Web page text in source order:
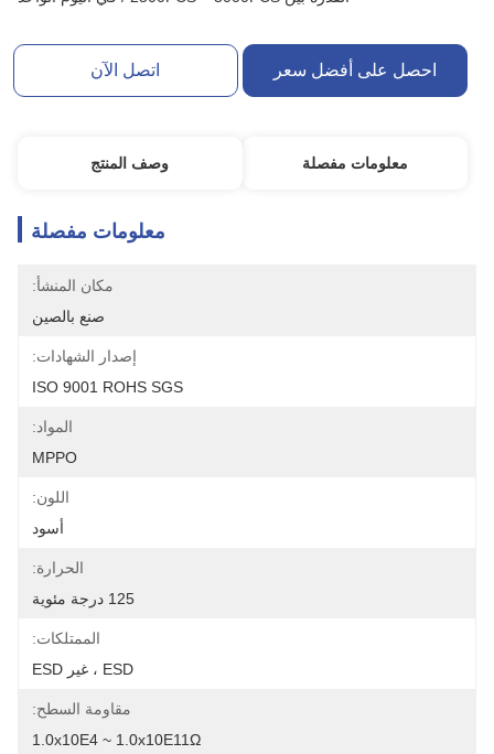
احصل على أفضل سعر اتصل الآن
معلومات مفصلة وصف المنتج
معلومات مفصلة
مكان المنشأ:
صنع بالصين
إصدار الشهادات:
ISO 9001 ROHS SGS
المواد:
MPPO
اللون:
أسود
الحرارة:
125 درجة مئوية
الممتلكات:
ESD ، غير ESD
مقاومة السطح:
1.0x10E4 ~ 1.0x10E11Ω